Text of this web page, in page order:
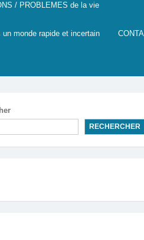
/ PROBLEMES de la vie
un monde rapide et incertain
RECHERCHER